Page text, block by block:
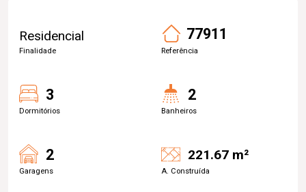
Residencial
Finalidade
77911
Referência
3
Dormitórios
2
Banheiros
2
Garagens
221.67 m²
A. Construída